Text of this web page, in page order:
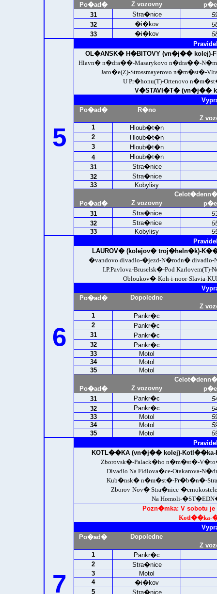
Po�ad�
Z vozovny
31
Stra�nice
32
�i�kov
33
�i�kov
5
OL�ANSK� H�BITOVY (vn�j�� kolej)-
Hlavn� n�dra��-Masarykovo n�dra��-
Jaro�e(Z)-Strossmayerovo n�m�st�-
U Pr�honu(T)-Ortenovo
V�STAVI�T� (vn�j��
Po�ad�
R�no
Z
1
Hloub�t�n
2
Hloub�t�n
3
Hloub�t�n
4
Hloub�t�n
31
Stra�nice
32
Stra�nice
33
Kobylisy
Po�ad�
Z vozovny
31
Stra�nice
32
Stra�nice
33
Kobylisy
6
LAUROV� (kolejov� troj�heln�k)-
�vandovo divadlo-�jezd-N�rodn�
I.P.Pavlova-Bruselsk�-Pod
Obloukov�-Koh-i-noor-Slavia-
Po�ad�
Dopoledne
Z
1
Pankr�c
2
Pankr�c
31
Pankr�c
32
Pankr�c
33
Motol
34
Motol
35
Motol
Po�ad�
Z vozovny
31
Pankr�c
32
Pankr�c
33
Motol
34
Motol
35
Motol
7
KOTL��KA (vn�j�� kolej)-Kotl��ka-
Zborovsk�-Palack�ho n�m�st�-
Divadlo Na Fidlova�ce-Otakarova-
Kub�nsk� n�m�st�-Pr�b�n�-
Zborov-Nov� Stra�nice-
Na Homoli-
Pozn�mka: V sobotu
Kotl��ka-
Po�ad�
Dopoledne
Z
1
Pankr�c
2
Stra�nice
3
Motol
4
�i�kov
5
Stra�nice